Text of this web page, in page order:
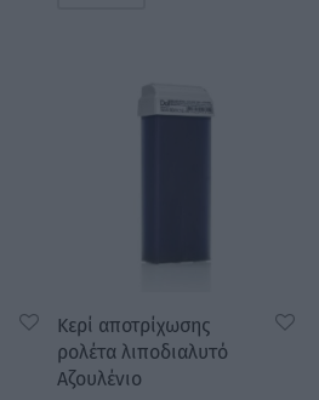
Κερί αποτρίχωσης
ρολέτα λιποδιαλυτό
Αζουλένιο